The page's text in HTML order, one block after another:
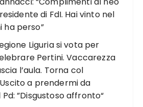
di FdI. Hai vinto nel
ha perso”
Liguria si vota per
Pertini. Vaccarezza
l’aula. Torna col
a prendermi da
Pd: ”Disgustoso affronto“